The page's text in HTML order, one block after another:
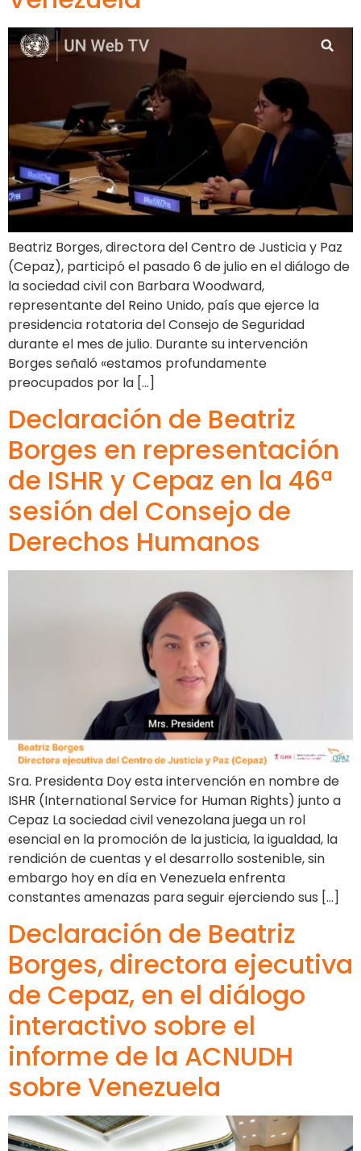
Beatriz Borges, directora del Centro de Justicia y Paz
(Cepaz), participó el pasado 6 de julio en el diálogo de
la sociedad civil con Barbara Woodward,
representante del Reino Unido, país que ejerce la
presidencia rotatoria del Consejo de Seguridad
durante el mes de julio. Durante su intervención
Borges señaló «estamos profundamente
preocupados por la […]
Declaración de Beatriz
Borges en representación
de ISHR y Cepaz en la 46ª
sesión del Consejo de
Derechos Humanos
Sra. Presidenta Doy esta intervención en nombre de
ISHR (International Service for Human Rights) junto a
Cepaz La sociedad civil venezolana juega un rol
esencial en la promoción de la justicia, la igualdad, la
rendición de cuentas y el desarrollo sostenible, sin
embargo hoy en día en Venezuela enfrenta
constantes amenazas para seguir ejerciendo sus […]
Declaración de Beatriz
Borges, directora ejecutiva
de Cepaz, en el diálogo
interactivo sobre el
informe de la ACNUDH
sobre Venezuela